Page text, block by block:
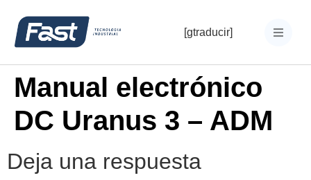
[gtraducir]
Manual electrónico
DC Uranus 3 – ADM
Deja una respuesta